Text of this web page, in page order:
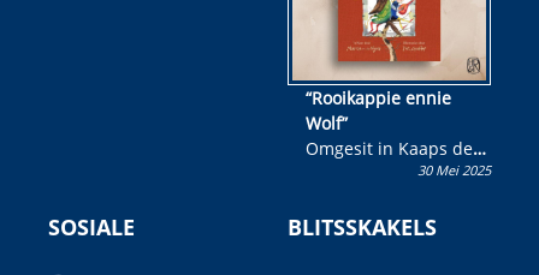
“Rooikappie ennie
Wolf”
Omgesit in Kaaps deur
Olivia M. Coetzee30 Mei 2025
SOSIALE BLITSSKAKELS